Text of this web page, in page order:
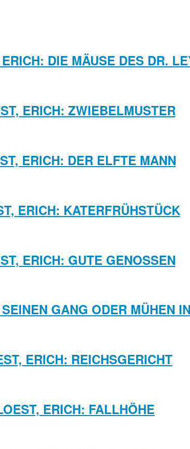
DIE MÄUSE DES DR.
ERICH: ZWIEBELMUSTER
ERICH: DER ELFTE MANN
ERICH: KATERFRÜHSTÜCK
ERICH: GUTE GENOSSEN
GANG ODER MÜHEN
ERICH: REICHSGERICHT
ERICH: FALLHÖHE